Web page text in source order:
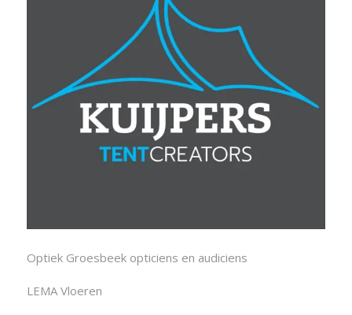
Optiek Groesbeek opticiens en audiciens
LEMA Vloeren